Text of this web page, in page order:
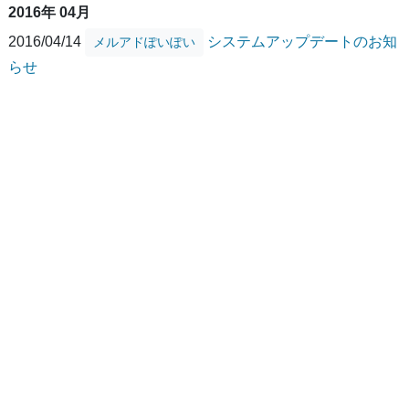
2016年 04月
2016/04/14
メルアドぽいぽい
システムアップデートのお知
らせ